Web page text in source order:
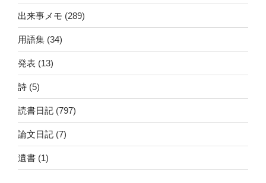
出来事メモ (289)
用語集 (34)
発表 (13)
詩 (5)
読書日記 (797)
論文日記 (7)
遺書 (1)